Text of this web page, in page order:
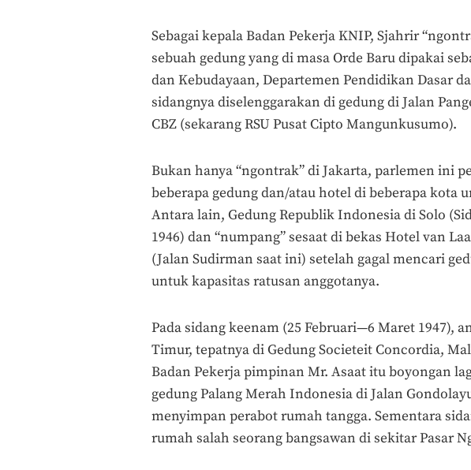
Sebagai kepala Badan Pekerja KNIP, Sjahrir
sebuah gedung yang di masa Orde Baru dipakai
dan Kebudayaan, Departemen Pendidikan Dasar
sidangnya diselenggarakan di gedung di Jalan
CBZ (sekarang RSU Pusat Cipto Mangunkusumo).
Bukan hanya “ngontrak” di Jakarta, parlemen ini
beberapa gedung dan/atau hotel di beberapa kota
Antara lain, Gedung Republik Indonesia di Solo
1946) dan “numpang” sesaat di bekas Hotel van
(Jalan Sudirman saat ini) setelah gagal mencari
untuk kapasitas ratusan anggotanya.
Pada sidang keenam (25 Februari—6 Maret 1947),
Timur, tepatnya di Gedung Societeit Concordia,
Badan Pekerja pimpinan Mr. Asaat itu boyongan
gedung Palang Merah Indonesia di Jalan
menyimpan perabot rumah tangga. Sementara
rumah salah seorang bangsawan di sekitar Pasar